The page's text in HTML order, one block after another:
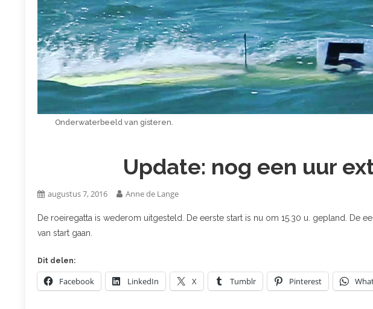
Onderwaterbeeld van gisteren.
Update: nog een uur
augustus 7, 2016 Anne de Lange
De roeiregatta is wederom uitgesteld. De eerste start is nu om 15.30 u. gepland. De
van start gaan.
Dit delen:
Facebook LinkedIn X Tumblr Pinterest